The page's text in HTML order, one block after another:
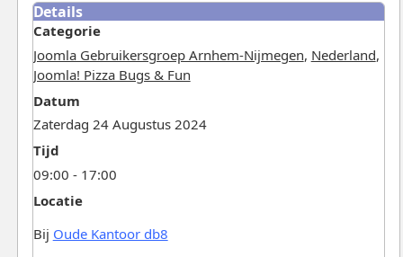
Details
Categorie
Joomla Gebruikersgroep Arnhem-Nijmegen, Nederland,
Joomla! Pizza Bugs & Fun
Datum
Zaterdag 24 Augustus 2024
Tijd
09:00 - 17:00
Locatie
Bij Oude Kantoor db8